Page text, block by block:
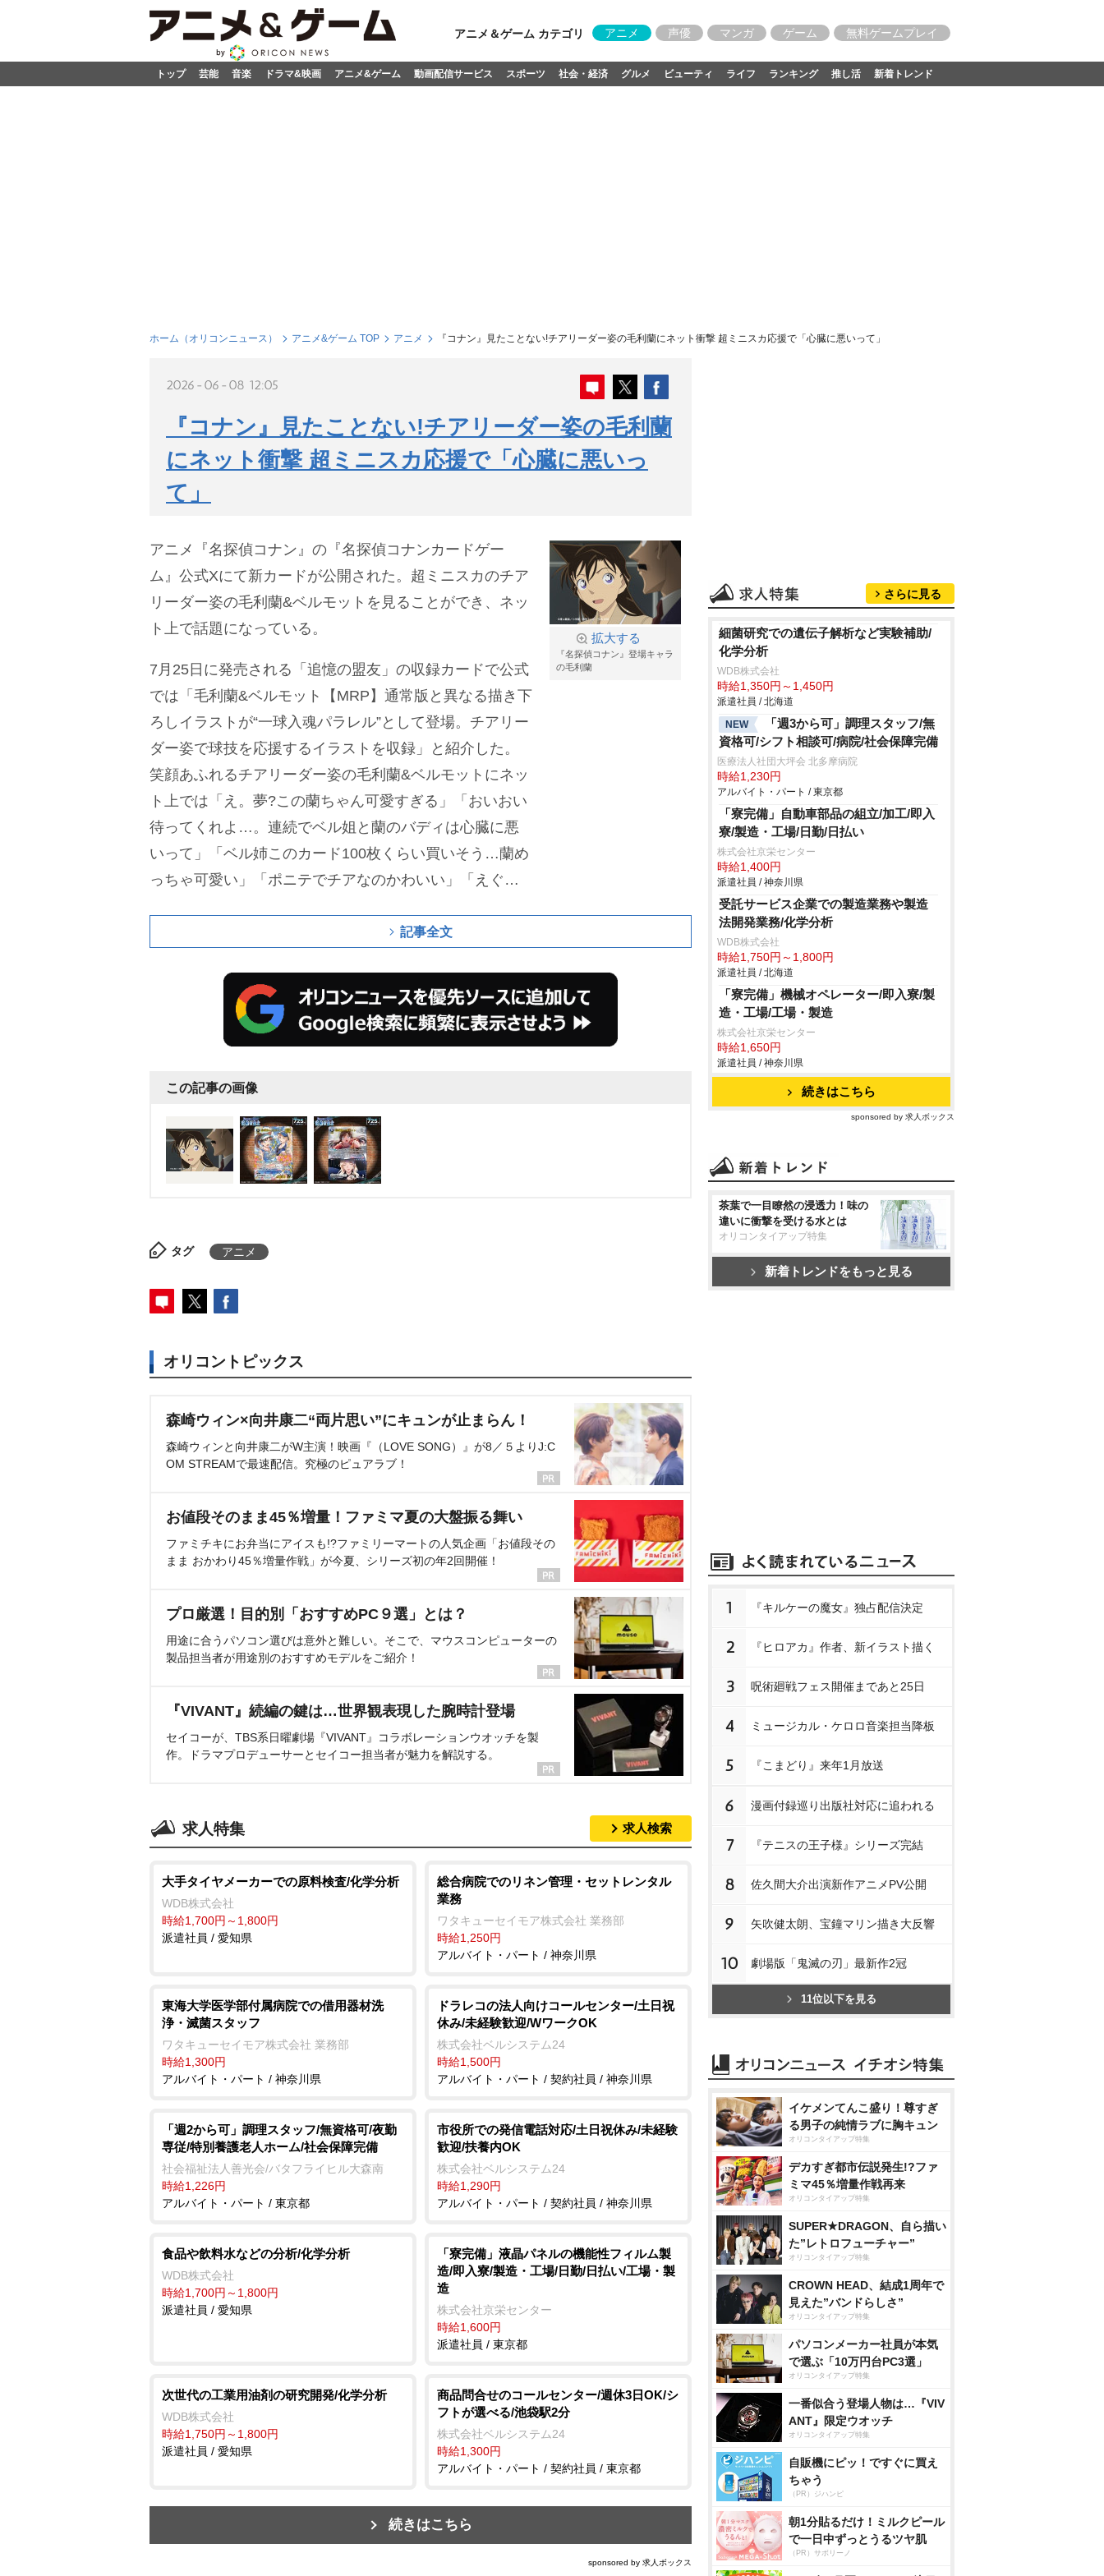
アニメ＆ゲーム カテゴリ アニメ 声優 マンガ ゲーム 無料ゲームプレイ
トップ 芸能 音楽 ドラマ&映画 アニメ&ゲーム 動画配信サービス スポーツ 社会・経済 グルメ ビューティ ライフ ランキング 推し活 新着トレンド
ホーム（オリコンニュース） アニメ&ゲーム TOP アニメ 『コナン』見たことない!チアリーダー姿の毛利蘭にネット衝撃 超ミニスカ応援で「心臓に悪いって」
2026-06-08 12:05
『コナン』見たことない!チアリーダー姿の毛利蘭
にネット衝撃 超ミニスカ応援で「心臓に悪いっ
て」
拡大する
『名探偵コナン』登場キャラ
の毛利蘭
アニメ『名探偵コナン』の『名探偵コナンカードゲー
ム』公式Xにて新カードが公開された。超ミニスカのチア
リーダー姿の毛利蘭&ベルモットを見ることができ、ネッ
ト上で話題になっている。
7月25日に発売される「追憶の盟友」の収録カードで公式
では「毛利蘭&ベルモット【MRP】通常版と異なる描き下
ろしイラストが“一球入魂パラレル”として登場。チアリー
ダー姿で球技を応援するイラストを収録」と紹介した。
笑顔あふれるチアリーダー姿の毛利蘭&ベルモットにネッ
ト上では「え。夢?この蘭ちゃん可愛すぎる」「おいおい
待ってくれよ…。連続でベル姐と蘭のバディは心臓に悪
いって」「ベル姉このカード100枚くらい買いそう…蘭め
っちゃ可愛い」「ポニテでチアなのかわいい」「えぐす
拡張パック「追憶の盟友」で
「諸伏景光」を中心に、各エピソードに登場する多彩な
キャラクターをラインナップ。パラレルカードのテーマ
は「球技」で、球技に挑む姿はもちろん、全力応援スタ
る。価格は1パック(6枚入)308円、1BOX(18パック入)554
4円で発売される。
記事全文
この記事の画像
タグ アニメ
オリコントピックス
森崎ウィン×向井康二“両片思い”にキュンが止まらん！
森崎ウィンと向井康二がW主演！映画『（LOVE SONG）』が8／５よりJ:C
OM STREAMで最速配信。究極のピュアラブ！
お値段そのまま45％増量！ファミマ夏の大盤振る舞い
ファミチキにお弁当にアイスも!?ファミリーマートの人気企画「お値段その
まま おかわり45％増量作戦」が今夏、シリーズ初の年2回開催！
プロ厳選！目的別「おすすめPC９選」とは？
用途に合うパソコン選びは意外と難しい。そこで、マウスコンピューターの
製品担当者が用途別のおすすめモデルをご紹介！
『VIVANT』続編の鍵は…世界観表現した腕時計登場
セイコーが、TBS系日曜劇場『VIVANT』コラボレーションウオッチを製
作。ドラマプロデューサーとセイコー担当者が魅力を解説する。
求人特集 求人検索
大手タイヤメーカーでの原料検査/化学分析
WDB株式会社
時給1,700円～1,800円
派遣社員 / 愛知県
総合病院でのリネン管理・セットレンタル
業務
ワタキューセイモア株式会社 業務部
時給1,250円
アルバイト・パート / 神奈川県
東海大学医学部付属病院での借用器材洗
浄・滅菌スタッフ
ワタキューセイモア株式会社 業務部
時給1,300円
アルバイト・パート / 神奈川県
ドラレコの法人向けコールセンター/土日祝
休み/未経験歓迎/WワークOK
株式会社ベルシステム24
時給1,500円
アルバイト・パート / 契約社員 / 神奈川県
「週2から可」調理スタッフ/無資格可/夜勤
専従/特別養護老人ホーム/社会保障完備
社会福祉法人善光会/バタフライヒル大森南
時給1,226円
アルバイト・パート / 東京都
市役所での発信電話対応/土日祝休み/未経験
歓迎/扶養内OK
株式会社ベルシステム24
時給1,290円
アルバイト・パート / 契約社員 / 神奈川県
食品や飲料水などの分析/化学分析
WDB株式会社
時給1,700円～1,800円
派遣社員 / 愛知県
「寮完備」液晶パネルの機能性フィルム製
造/即入寮/製造・工場/日勤/日払い/工場・製
造
株式会社京栄センター
時給1,600円
派遣社員 / 東京都
次世代の工業用油剤の研究開発/化学分析
WDB株式会社
時給1,750円～1,800円
派遣社員 / 愛知県
商品問合せのコールセンター/週休3日OK/シ
フトが選べる/池袋駅2分
株式会社ベルシステム24
時給1,300円
アルバイト・パート / 契約社員 / 東京都
続きはこちら
sponsored by 求人ボックス
さらに見る
細菌研究での遺伝子解析など実験補助/
化学分析
WDB株式会社
時給1,350円～1,450円
派遣社員 / 北海道
NEW
「週3から可」調理スタッフ/無
資格可/シフト相談可/病院/社会保障完備
医療法人社団大坪会 北多摩病院
時給1,230円
アルバイト・パート / 東京都
「寮完備」自動車部品の組立/加工/即入
寮/製造・工場/日勤/日払い
株式会社京栄センター
時給1,400円
派遣社員 / 神奈川県
受託サービス企業での製造業務や製造
法開発業務/化学分析
WDB株式会社
時給1,750円～1,800円
派遣社員 / 北海道
「寮完備」機械オペレーター/即入寮/製
造・工場/工場・製造
株式会社京栄センター
時給1,650円
派遣社員 / 神奈川県
続きはこちら
sponsored by 求人ボックス
茶葉で一目瞭然の浸透力！味の
違いに衝撃を受ける水とは
オリコンタイアップ特集
新着トレンドをもっと見る
1 『キルケーの魔女』独占配信決定
2 『ヒロアカ』作者、新イラスト描く
3 呪術廻戦フェス開催まであと25日
4 ミュージカル・ケロロ音楽担当降板
5 『こまどり』来年1月放送
6 漫画付録巡り出版社対応に追われる
7 『テニスの王子様』シリーズ完結
8 佐久間大介出演新作アニメPV公開
9 矢吹健太朗、宝鐘マリン描き大反響
10 劇場版「鬼滅の刃」最新作2冠
11位以下を見る
イケメンてんこ盛り！尊すぎ
る男子の純情ラブに胸キュン
オリコンタイアップ特集
デカすぎ都市伝説発生!?ファ
ミマ45％増量作戦再来
オリコンタイアップ特集
SUPER★DRAGON、自ら描い
た”レトロフューチャー”
オリコンタイアップ特集
CROWN HEAD、結成1周年で
見えた”バンドらしさ”
オリコンタイアップ特集
パソコンメーカー社員が本気
で選ぶ「10万円台PC3選」
オリコンタイアップ特集
一番似合う登場人物は…『VIV
ANT』限定ウオッチ
オリコンタイアップ特集
自販機にピッ！ですぐに買え
ちゃう
（PR）ジハンピ
朝1分貼るだけ！ミルクピール
で一日中ずっとうるツヤ肌
（PR）サボリーノ